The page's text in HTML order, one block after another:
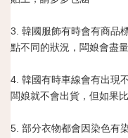
3. 韓國服飾有時會有商品
點不同的狀況，闆娘會盡
4. 韓國有時車線會有出現
闆娘就不會出貨，但如果
5. 部分衣物都會因染色有